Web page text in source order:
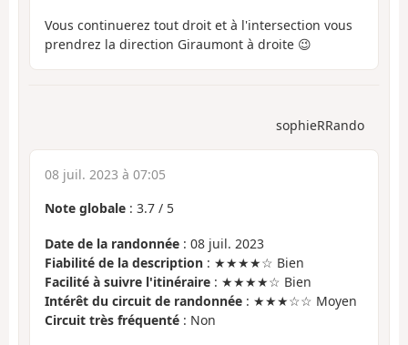
Vous continuerez tout droit et à l'intersection vous
prendrez la direction Giraumont à droite 😉
sophieRRando
08 juil. 2023 à 07:05
Note globale : 3.7 / 5
Date de la randonnée : 08 juil. 2023
Fiabilité de la description : ★★★★☆ Bien
Facilité à suivre l'itinéraire : ★★★★☆ Bien
Intérêt du circuit de randonnée : ★★★☆☆ Moyen
Circuit très fréquenté : Non